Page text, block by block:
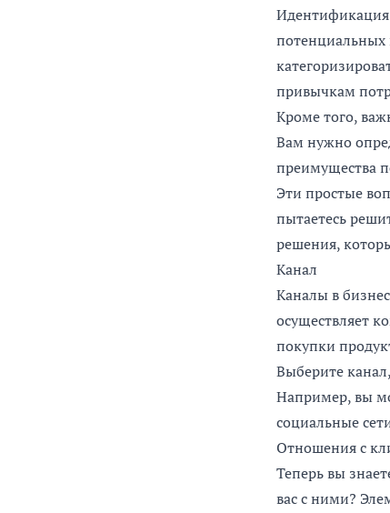
Идентификация
потенциальных
привычкам
Кроме того,
Вам нужно
преимущества
Эти простые
пытаетесь
решения,
Канал
Каналы в
осуществляет
покупки
Выберите
Например, вы
социальные
Отношения с
Теперь вы
вас с ними?